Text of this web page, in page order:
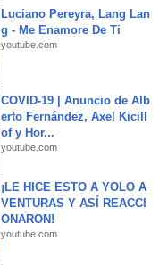
Luciano Pereyra, Lang Lan
g - Me Enamore De Ti
youtube.com
COVID-19 | Anuncio de Alb
erto Fernández, Axel Kicill
of y Hor...
youtube.com
¡LE HICE ESTO A YOLO A
VENTURAS Y ASÍ REACCI
ONARON!
youtube.com